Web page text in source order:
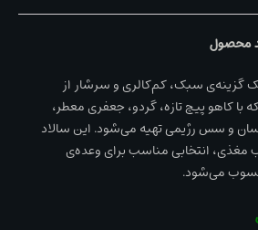
محصول
گزینه‌ی سبک، کم‌کالری و سرشار از
کاهو پیچ تازه، گردو، جعفری معطر،
و سس رژیمی تهیه می‌شود. این سالاد
مغذی، انتخابی مناسب برای وعده‌ی
می‌شود.